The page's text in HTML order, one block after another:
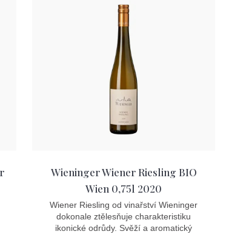
Wieninger Wiener Riesling BIO
Wien 0,75l 2020
Wiener Riesling od vinařství Wieninger
dokonale ztělesňuje charakteristiku
ikonické odrůdy. Svěží a aromatický